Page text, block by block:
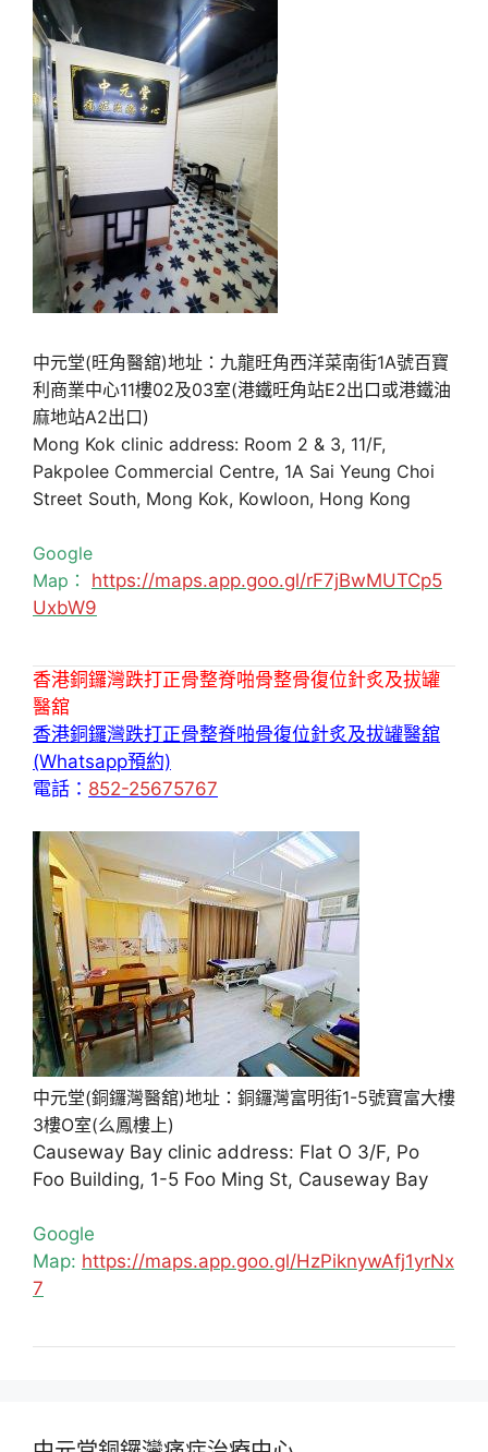
中元堂(旺角醫舘)地址：九龍旺角西洋菜南街1A號百寶
利商業中心11樓02及03室(港鐵旺角站E2出口或港鐵油
麻地站A2出口)
Mong Kok clinic address: Room 2 & 3, 11/F,
Pakpolee Commercial Centre, 1A Sai Yeung Choi
Street South, Mong Kok, Kowloon, Hong Kong
Google
Map： https://maps.app.goo.gl/rF7jBwMUTCp5
UxbW9
香港銅鑼灣跌打正骨整脊啪骨整骨復位針炙及拔罐
醫舘
香港銅鑼灣跌打正骨整脊啪骨復位針炙及拔罐醫舘
(Whatsapp預約)
電話： 852-25675767
中元堂(銅鑼灣醫舘)地址：銅鑼灣富明街1-5號寶富大樓
3樓O室(么鳳樓上)
Causeway Bay clinic address: Flat O 3/F, Po
Foo Building, 1-5 Foo Ming St, Causeway Bay
Google
Map: https://maps.app.goo.gl/HzPiknywAfj1yrNx
7